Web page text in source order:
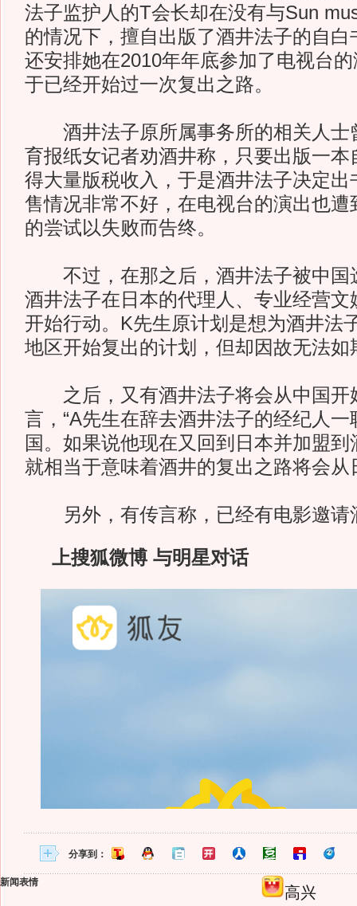
法子监护人的T会长却在没有与Sun
的情况下，擅自出版了酒井法子的自白
还安排她在2010年年底参加了电视台
于已经开始过一次复出之路。
酒井法子原所属事务所的相关人士
育报纸女记者劝酒井称，只要出版一本
得大量版税收入，于是酒井法子决定出
售情况非常不好，在电视台的演出也遭
的尝试以失败而告终。
不过，在那之后，酒井法子被中国
酒井法子在日本的代理人、专业经营文
开始行动。K先生原计划是想为酒井法
地区开始复出的计划，但却因故无法如
之后，又有酒井法子将会从中国开
言，“A先生在辞去酒井法子的经纪人
国。如果说他现在又回到日本并加盟
就相当于意味着酒井的复出之路将会从
另外，有传言称，已经有电影邀请
上搜狐微博 与明星对话
分享到：
新闻表情
高兴